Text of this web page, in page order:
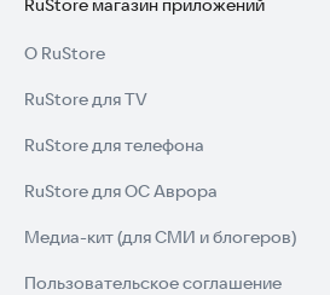
RuStore магазин приложений
О RuStore
RuStore для TV
RuStore для телефона
RuStore для ОС Аврора
Медиа-кит (для СМИ и блогеров)
Пользовательское соглашение